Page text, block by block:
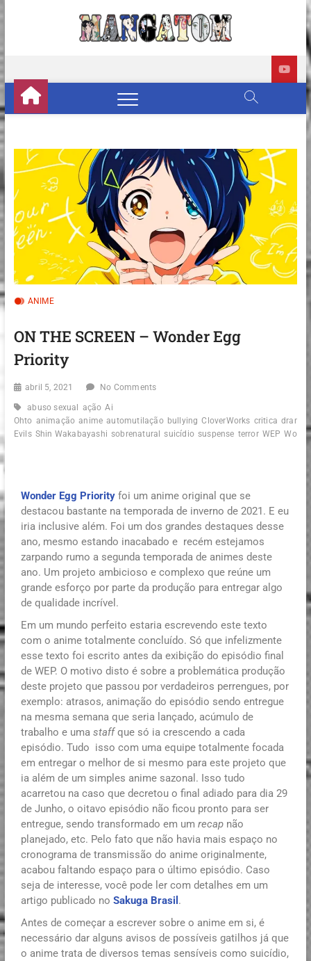
MANGÁS, HQS,
ANIME
ON THE SCREEN – Wonder Egg
Priority
abril 5, 2021 No Comments
abuso sexual ação Ai
Ohto animação anime automutilação bullying CloverWorks critica drama
Evils Shin Wakabayashi sobrenatural suicídio suspense terror WEP
Wonder Egg Priorityfoi um anime original que se
destacou bastante na temporada de inverno de 2021. E eu
iria inclusive além. Foi um dos grandes destaques desse
ano, mesmo estando inacabado e recém estejamos
zarpando rumo a segunda temporada de animes deste
ano. Um projeto ambicioso e complexo que reúne um
grande esforço por parte da produção para entregar algo
de qualidade incrível.
Em um mundo perfeito estaria escrevendo este texto
com o anime totalmente concluído. Só que infelizmente
esse texto foi escrito antes da exibição do episódio final
de WEP. O motivo disto é sobre a problemática produção
deste projeto que passou por verdadeiros perrengues, por
exemplo: atrasos, animação do episódio sendo entregue
na mesma semana que seria lançado, acúmulo de
trabalho e uma staffque só ia crescendo a cada
episódio. Tudo isso com uma equipe totalmente focada
em entregar o melhor de si mesmo para este projeto que
ia além de um simples anime sazonal. Isso tudo
acarretou na caso que decretou o final adiado para dia 29
de Junho, o oitavo episódio não ficou pronto para ser
entregue, sendo transformado em um recap não
planejado, etc. Pelo fato que não havia mais espaço no
cronograma de transmissão do anime originalmente,
acabou faltando espaço para o último episódio. Caso
seja de interesse, você pode ler com detalhes em um
artigo publicado no Sakuga Brasil .
Antes de começar a escrever sobre o anime em si, é
necessário dar alguns avisos de possíveis gatilhos já que
o anime trata de diversos temas sensíveis como suicídio,